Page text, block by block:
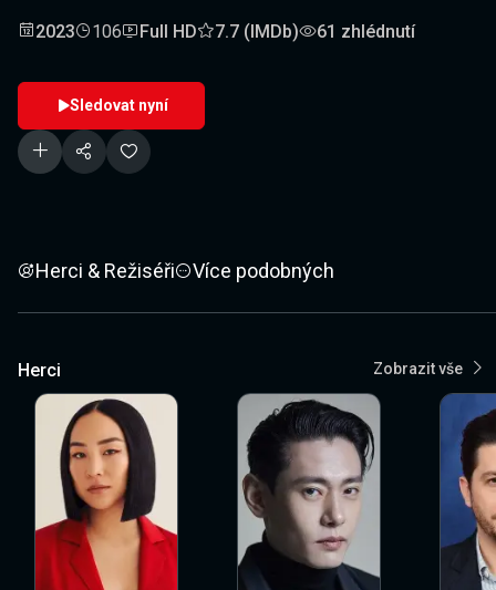
2023 106 Full HD 7.7 (IMDb) 61 zhlédnutí
Sledovat nyní
Herci & Režiséři Více podobných
Herci Zobrazit vše